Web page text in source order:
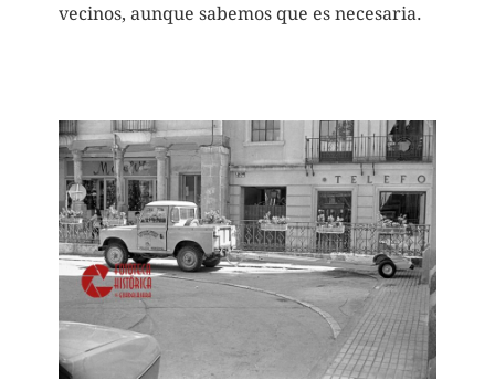
vecinos, aunque sabemos que es necesaria.